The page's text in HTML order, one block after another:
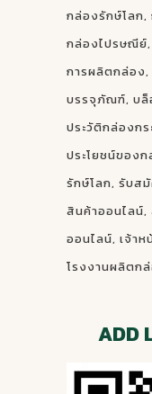
กล่องรักษ์โลก
กล่องไปรษณีย์
การผลิตกล่อง
บรรจุภัณฑ์ บ
ประวัติกล่องก
ประโยชน์ของก
รักษ์โลก รับส
สินค้าออนไลน์
ออนไลน์ เจ้าห
โรงงานผลิตก
ADD